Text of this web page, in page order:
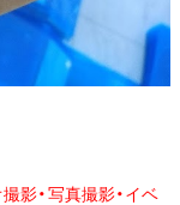
影・写真撮影・イベ